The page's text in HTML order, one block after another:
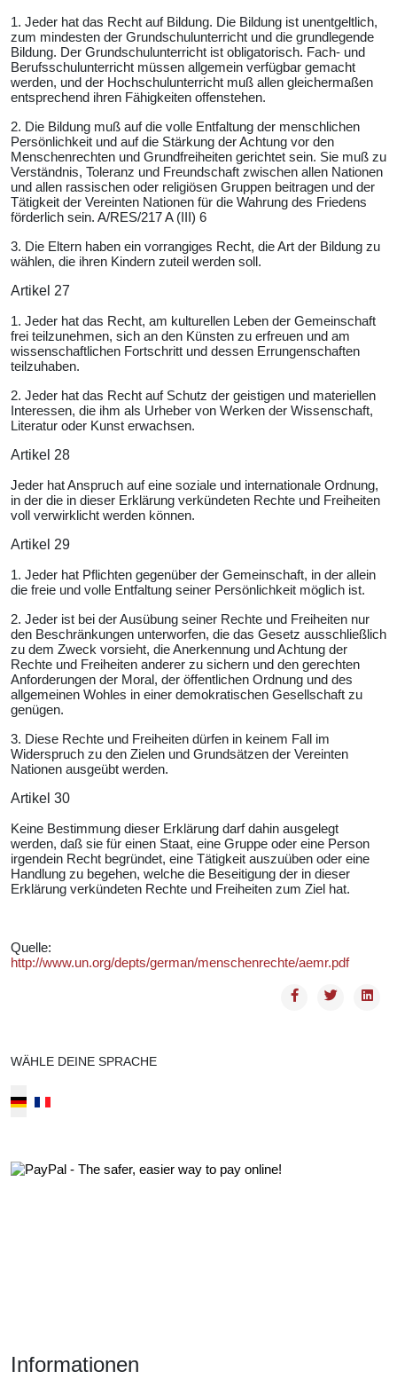
1. Jeder hat das Recht auf Bildung. Die Bildung ist unentgeltlich,
zum mindesten der Grundschulunterricht und die grundlegende
Bildung. Der Grundschulunterricht ist obligatorisch. Fach- und
Berufsschulunterricht müssen allgemein verfügbar gemacht
werden, und der Hochschulunterricht muß allen gleichermaßen
entsprechend ihren Fähigkeiten offenstehen.
2. Die Bildung muß auf die volle Entfaltung der menschlichen
Persönlichkeit und auf die Stärkung der Achtung vor den
Menschenrechten und Grundfreiheiten gerichtet sein. Sie muß zu
Verständnis, Toleranz und Freundschaft zwischen allen Nationen
und allen rassischen oder religiösen Gruppen beitragen und der
Tätigkeit der Vereinten Nationen für die Wahrung des Friedens
förderlich sein. A/RES/217 A (III) 6
3. Die Eltern haben ein vorrangiges Recht, die Art der Bildung zu
wählen, die ihren Kindern zuteil werden soll.
Artikel 27
1. Jeder hat das Recht, am kulturellen Leben der Gemeinschaft
frei teilzunehmen, sich an den Künsten zu erfreuen und am
wissenschaftlichen Fortschritt und dessen Errungenschaften
teilzuhaben.
2. Jeder hat das Recht auf Schutz der geistigen und materiellen
Interessen, die ihm als Urheber von Werken der Wissenschaft,
Literatur oder Kunst erwachsen.
Artikel 28
Jeder hat Anspruch auf eine soziale und internationale Ordnung,
in der die in dieser Erklärung verkündeten Rechte und Freiheiten
voll verwirklicht werden können.
Artikel 29
1. Jeder hat Pflichten gegenüber der Gemeinschaft, in der allein
die freie und volle Entfaltung seiner Persönlichkeit möglich ist.
2. Jeder ist bei der Ausübung seiner Rechte und Freiheiten nur
den Beschränkungen unterworfen, die das Gesetz ausschließlich
zu dem Zweck vorsieht, die Anerkennung und Achtung der
Rechte und Freiheiten anderer zu sichern und den gerechten
Anforderungen der Moral, der öffentlichen Ordnung und des
allgemeinen Wohles in einer demokratischen Gesellschaft zu
genügen.
3. Diese Rechte und Freiheiten dürfen in keinem Fall im
Widerspruch zu den Zielen und Grundsätzen der Vereinten
Nationen ausgeübt werden.
Artikel 30
Keine Bestimmung dieser Erklärung darf dahin ausgelegt
werden, daß sie für einen Staat, eine Gruppe oder eine Person
irgendein Recht begründet, eine Tätigkeit auszuüben oder eine
Handlung zu begehen, welche die Beseitigung der in dieser
Erklärung verkündeten Rechte und Freiheiten zum Ziel hat.
Quelle:
http://www.un.org/depts/german/menschenrechte/aemr.pdf
WÄHLE DEINE SPRACHE
Informationen